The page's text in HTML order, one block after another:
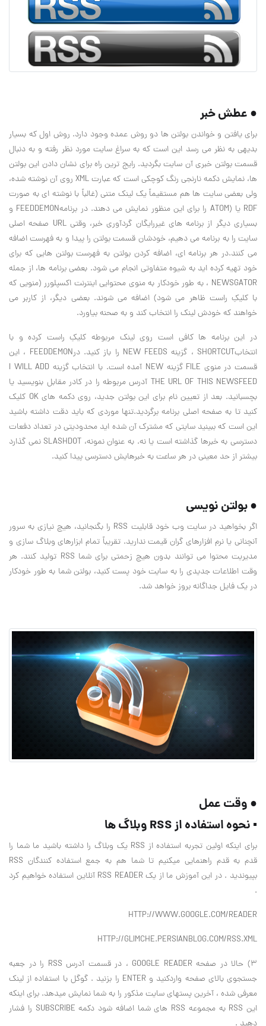
● عطش خبر
برای یافتن و خواندن بولتن ها دو روش عمده وجود دارد. روش اول که بسیار
بدیهی به نظر می رسد این است که به سراغ سایت مورد نظر رفته و به دنبال
قسمت بولتن خبری آن سایت بگردید. رایج ترین راه برای نشان دادن این بولتن
ها، نمایش دکمه نارنجی رنگ کوچکی است که عبارت XML روی آن نوشته شده،
ولی بعضی سایت ها هم مستقیماً یک لینک متنی (غالباً با نوشته ای به صورت
RDF یا (ATOM را برای این منظور نمایش می دهند. در برنامهFEEDDEMON و
بسیاری دیگر از برنامه های غیررایگان گردآوری خبر، وقتی URL صفحه اصلی
سایت را به برنامه می دهیم، خودشان قسمت بولتن را پیدا و به فهرست اضافه
می کنند.در هر برنامه ای، اضافه کردن بولتن به فهرست بولتن هایی که برای
خود تهیه کرده اید به شیوه متفاوتی انجام می شود. بعضی برنامه ها، از جمله
NEWSGATOR ، به طور خودکار به منوی محتوایی اینترنت اکسپلورر (منویی که
با کلیکِ راست ظاهر می شود) اضافه می شوند. بعضی دیگر، از کاربر می
خواهند که خودش لینک را انتخاب کند و به صحنه بیاورد.
در این برنامه ها کافی است روی لینک مربوطه کلیکِ راست کرده و با
انتخابSHORTCUT ، گزینه NEW FEEDS را باز کنید. درFEEDDEMON ، این
قسمت در منوی FILE گزینه NEW آمده است. با انتخاب گزینه I WILL ADD
THE URL OF THIS NEWSFEED آدرس مربوطه را در کادر مقابل بنویسید یا
بچسبانید. بعد از تعیین نام برای این بولتن جدید، روی دکمه های OK کلیک
کنید تا به صفحه اصلی برنامه برگردید.تنها موردی که باید دقت داشته باشید
این است که ببینید سایتی که مشترک آن شده اید محدودیتی در تعداد دفعات
دسترسی به خبرها گذاشته است یا نه. به عنوان نمونه، SLASHDOT نمی گذارد
بیشتر از حد معینی در هر ساعت به خبرهایش دسترسی پیدا کنید.
● بولتن نویسی
اگر بخواهید در سایت وب خود قابلیت RSS را بگنجانید، هیچ نیازی به سرور
آنچنانی یا نرم افزارهای گران قیمت ندارید. تقریباً تمام ابزارهای وبلاگ سازی و
مدیریت محتوا می توانند بدون هیچ زحمتی برای شما RSS تولید کنند. هر
وقت اطلاعات جدیدی را به سایت خود پست کنید، بولتن شما به طور خودکار
در یک فایل جداگانه بروز خواهد شد.
● وقت عمل
▪ نحوه استفاده از RSS وبلاگ ها
برای اینکه اولین تجربه استفاده از RSS یک وبلاگ را داشته باشید ما شما را
قدم به قدم راهنمایی میکنیم تا شما هم به جمع استفاده کنندگان RSS
بپیوندید . در این آموزش ما از یک RSS READER آنلاین استفاده خواهیم کرد
.
HTTP://WWW.GOOGLE.COM/READER
HTTP://GLIMCHE.PERSIANBLOG.COM/RSS.XML
3) حالا در صفحه GOOGLE READER ، در قسمت آدرس RSS را در جعبه
جستجوی بالای صفحه واردکنید و ENTER را بزنید . گوگل با استفاده از لینک
معرفی شده ، آخرین پستهای سایت مذکور را به شما نمایش میدهد. برای اینکه
این RSS به مجموعه RSS های شما اضافه شود دکمه SUBSCRIBE را فشار